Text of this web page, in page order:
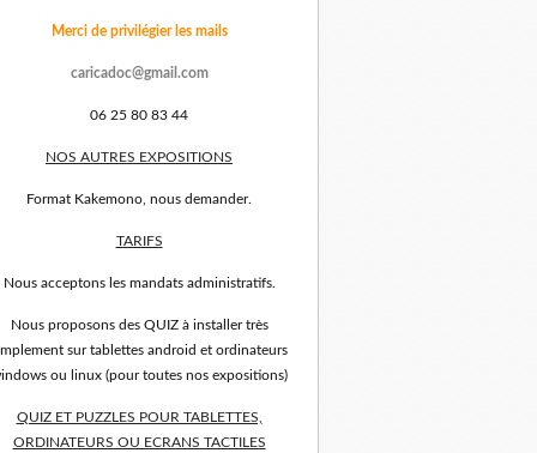
Merci de privilégier les mails
caricadoc@gmail.com
06 25 80 83 44
NOS AUTRES EXPOSITIONS
Format Kakemono, nous demander.
TARIFS
Nous acceptons les mandats administratifs.
Nous proposons des QUIZ à installer très
sur tablettes android et ordinateurs
ou linux (pour toutes nos expositions)
QUIZ ET PUZZLES POUR TABLETTES,
ORDINATEURS OU ECRANS TACTILES